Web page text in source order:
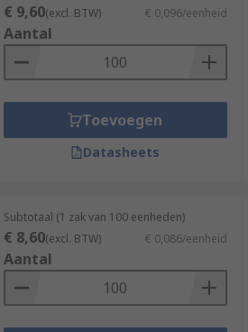
€ 9,60(excl. BTW) € 0,096/eenheid
Aantal
Toevoegen
Datasheets
Subtotaal (1 zak van 100 eenheden)
€ 8,60(excl. BTW) € 0,086/eenheid
Aantal